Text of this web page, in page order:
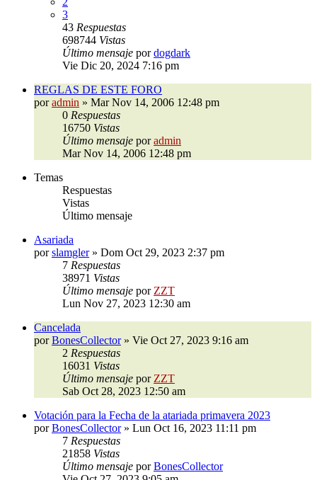
3
43 Respuestas
698744 Vistas
Último mensaje pordogdark
Vie Dic 20, 2024 7:16 pm
REGLAS DE ESTE FORO
poradmin » Mar Nov 14, 2006 12:48 pm
0 Respuestas
16750 Vistas
Último mensaje poradmin
Mar Nov 14, 2006 12:48 pm
Temas
Respuestas
Vistas
Último mensaje
Asariada
porslamgler» Dom Oct 29, 2023 2:37 pm
7 Respuestas
38971 Vistas
Último mensaje por ZZT
Lun Nov 27, 2023 12:30 am
Cancelada
porBonesCollector» Vie Oct 27, 2023 9:16 am
2 Respuestas
16031 Vistas
Último mensaje por ZZT
Sab Oct 28, 2023 12:50 am
Votación para la Fecha de la atariada primavera 2023
porBonesCollector» Lun Oct 16, 2023 11:11 pm
7 Respuestas
21858 Vistas
Último mensaje porBonesCollector